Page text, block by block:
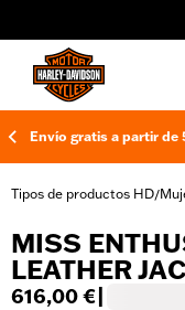
Envío gratis a partir de
Tipos de productos HD/
MISS
LEATHER
616,00 €